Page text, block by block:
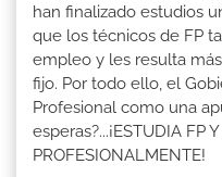
han finalizado estudios
que los técnicos de FP
empleo y les resulta
fijo. Por todo ello, el
Profesional como una
esperas?...¡ESTUDIA FP
PROFESIONALMENTE!